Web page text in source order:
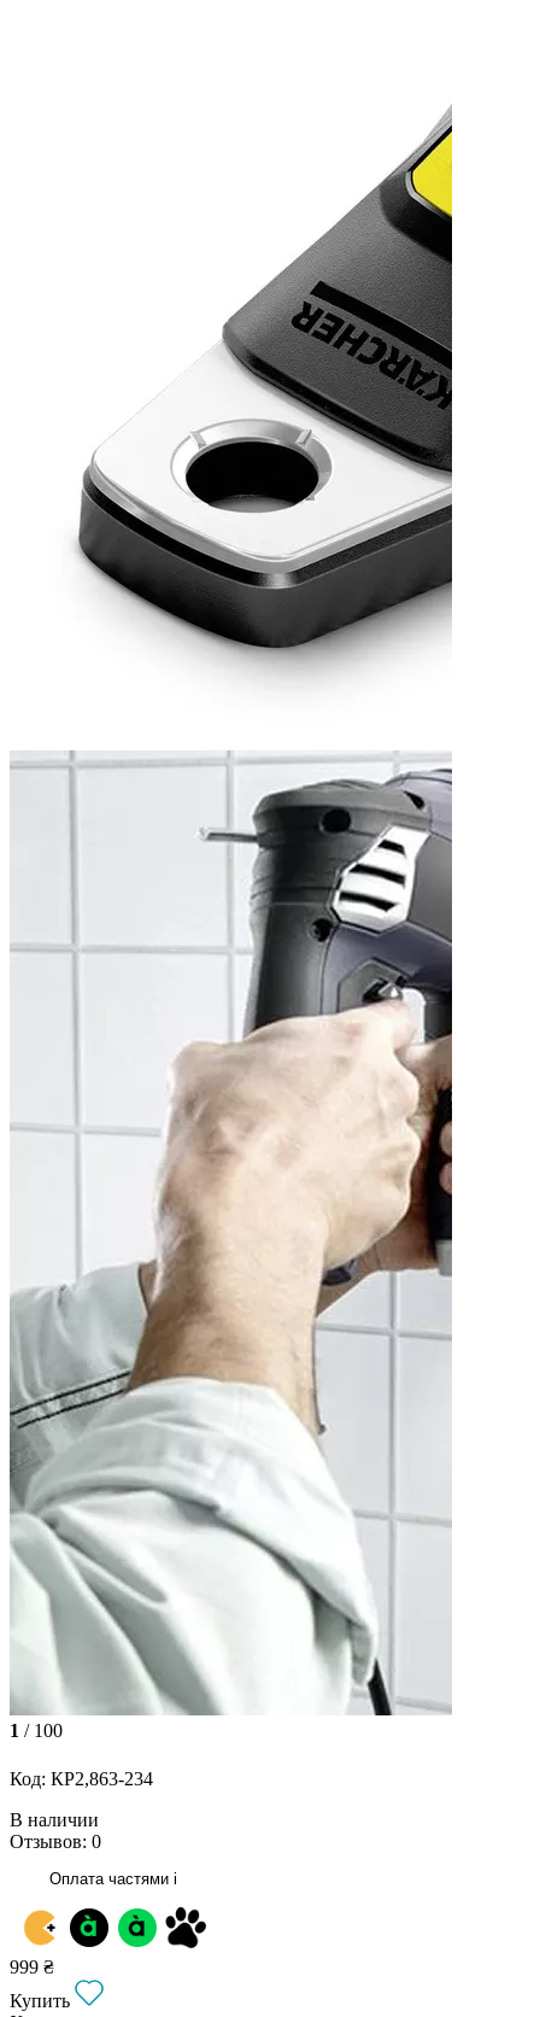
1 / 100
Код: КР2,863-234
В наличии
Отзывов: 0
Оплата частями i
999 ₴
Купить